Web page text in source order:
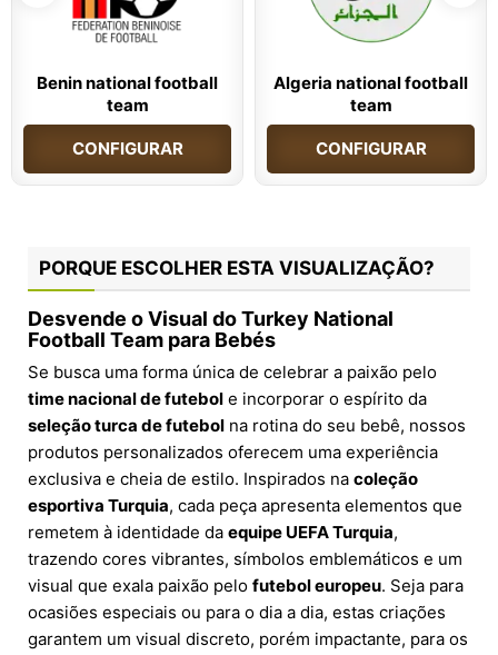
Benin national football
team
CONFIGURAR
Algeria national football
team
CONFIGURAR
PORQUE ESCOLHER ESTA VISUALIZAÇÃO?
Desvende o Visual do Turkey National
Football Team para Bebés
Se busca uma forma única de celebrar a paixão pelo
time nacional de futebol e incorporar o espírito da
seleção turca de futebol na rotina do seu bebê, nossos
produtos personalizados oferecem uma experiência
exclusiva e cheia de estilo. Inspirados na coleção
esportiva Turquia, cada peça apresenta elementos que
remetem à identidade da equipe UEFA Turquia,
trazendo cores vibrantes, símbolos emblemáticos e um
visual que exala paixão pelo futebol europeu. Seja para
ocasiões especiais ou para o dia a dia, estas criações
garantem um visual discreto, porém impactante, para os